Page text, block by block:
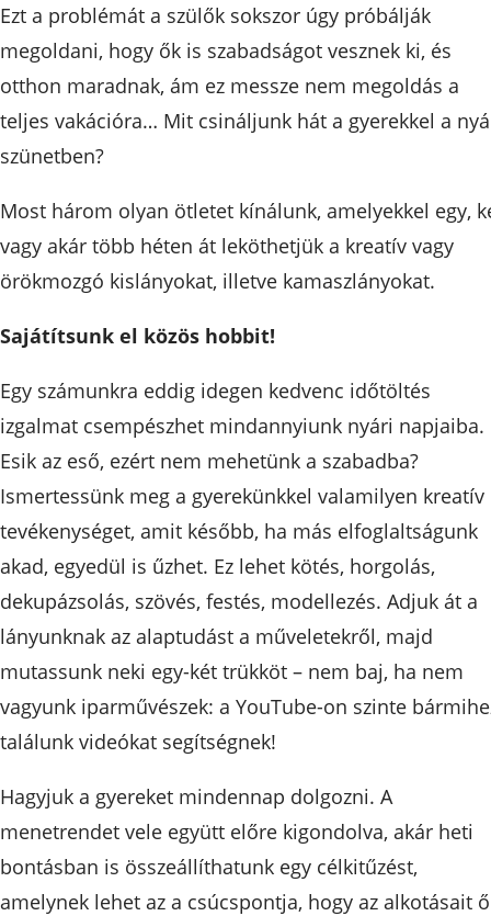
Ezt a problémát a szülők sokszor úgy próbálják
megoldani, hogy ők is szabadságot vesznek ki, és
otthon maradnak, ám ez messze nem megoldás a
teljes vakációra… Mit csináljunk hát a gyerekkel a
szünetben?
Most három olyan ötletet kínálunk, amelyekkel egy,
vagy akár több héten át leköthetjük a kreatív vagy
örökmozgó kislányokat, illetve kamaszlányokat.
Sajátítsunk el közös hobbit!
Egy számunkra eddig idegen kedvenc időtöltés
izgalmat csempészhet mindannyiunk nyári napjaiba.
Esik az eső, ezért nem mehetünk a szabadba?
Ismertessünk meg a gyerekünkkel valamilyen kreatív
tevékenységet, amit később, ha más elfoglaltságunk
akad, egyedül is űzhet. Ez lehet kötés, horgolás,
dekupázsolás, szövés, festés, modellezés. Adjuk át a
lányunknak az alaptudást a műveletekről, majd
mutassunk neki egy-két trükköt – nem baj, ha nem
vagyunk iparművészek: a YouTube-on szinte
találunk videókat segítségnek!
Hagyjuk a gyereket mindennap dolgozni. A
menetrendet vele együtt előre kigondolva, akár heti
bontásban is összeállíthatunk egy célkitűzést,
amelynek lehet az a csúcspontja, hogy az alkotásait ő